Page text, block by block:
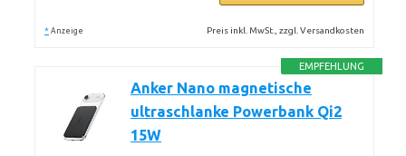
* Anzeige Preis inkl. MwSt., zzgl. Versandkosten
EMPFEHLUNG
Anker Nano magnetische
ultraschlanke Powerbank Qi2
15W